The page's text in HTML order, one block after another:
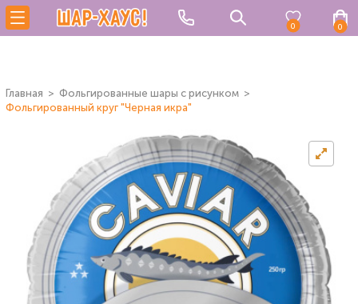
0 0
Главная
Фольгированные шары с рисунком
Фольгированный круг "Черная икра"